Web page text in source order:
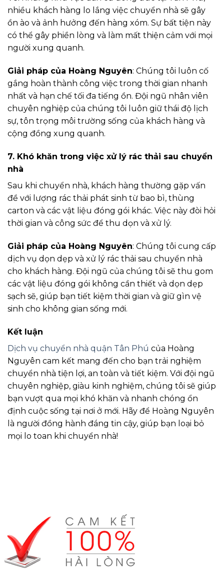
nhiều khách hàng lo lắng việc chuyển nhà sẽ gây
ồn ào và ảnh hưởng đến hàng xóm. Sự bất tiện này
có thể gây phiền lòng và làm mất thiện cảm với mọi
người xung quanh.
Giải pháp của Hoàng Nguyên: Chúng tôi luôn cố
gắng hoàn thành công việc trong thời gian nhanh
nhất và hạn chế tối đa tiếng ồn. Đội ngũ nhân viên
chuyên nghiệp của chúng tôi luôn giữ thái độ lịch
sự, tôn trọng môi trường sống của khách hàng và
cộng đồng xung quanh.
7. Khó khăn trong việc xử lý rác thải sau chuyển
nhà
Sau khi chuyển nhà, khách hàng thường gặp vấn
đề với lượng rác thải phát sinh từ bao bì, thùng
carton và các vật liệu đóng gói khác. Việc này đòi hỏi
thời gian và công sức để thu dọn và xử lý.
Giải pháp của Hoàng Nguyên: Chúng tôi cung cấp
dịch vụ dọn dẹp và xử lý rác thải sau chuyển nhà
cho khách hàng. Đội ngũ của chúng tôi sẽ thu gom
các vật liệu đóng gói không cần thiết và dọn dẹp
sạch sẽ, giúp bạn tiết kiệm thời gian và giữ gìn vệ
sinh cho không gian sống mới.
Kết luận
Dịch vụ chuyển nhà quận Tân Phú của Hoàng
Nguyên cam kết mang đến cho bạn trải nghiệm
chuyển nhà tiện lợi, an toàn và tiết kiệm. Với đội ngũ
chuyên nghiệp, giàu kinh nghiệm, chúng tôi sẽ giúp
bạn vượt qua mọi khó khăn và nhanh chóng ổn
định cuộc sống tại nơi ở mới. Hãy để Hoàng Nguyên
là người đồng hành đáng tin cậy, giúp bạn loại bỏ
mọi lo toan khi chuyển nhà!